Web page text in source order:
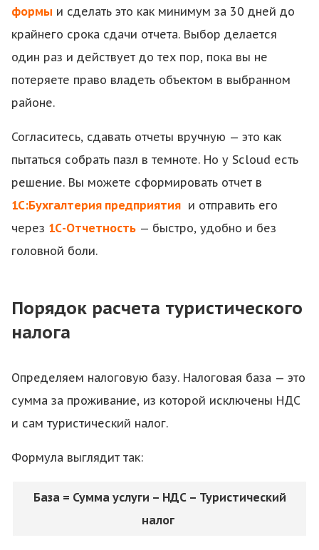
формы и сделать это как минимум за 30 дней до
крайнего срока сдачи отчета. Выбор делается
один раз и действует до тех пор, пока вы не
потеряете право владеть объектом в выбранном
районе.
Согласитесь, сдавать отчеты вручную — это как
пытаться собрать пазл в темноте. Но у Scloud есть
решение. Вы можете сформировать отчет в
1С:Бухгалтерия предприятия и отправить его
через 1С-Отчетность — быстро, удобно и без
головной боли.
Порядок расчета туристического
налога
Определяем налоговую базу. Налоговая база — это
сумма за проживание, из которой исключены НДС
и сам туристический налог.
Формула выглядит так:
База = Сумма услуги – НДС – Туристический
налог